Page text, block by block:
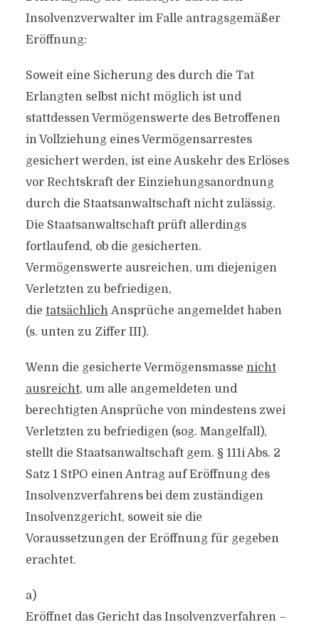
Insolvenzverwalter im Falle antragsgemäßer
Eröffnung:
Soweit eine Sicherung des durch die Tat
Erlangten selbst nicht möglich ist und
stattdessen Vermögenswerte des Betroffenen
in Vollziehung eines Vermögensarrestes
gesichert werden, ist eine Auskehr des Erlöses
vor Rechtskraft der Einziehungsanordnung
durch die Staatsanwaltschaft nicht zulässig.
Die Staatsanwaltschaft prüft allerdings
fortlaufend, ob die gesicherten.
Vermögenswerte ausreichen, um diejenigen
Verletzten zu befriedigen,
die tatsächlichAnsprüche angemeldet haben
(s. unten zu Ziffer III).
Wenn die gesicherte Vermögensmasse nicht
ausreicht, um alle angemeldeten und
berechtigten Ansprüche von mindestens zwei
Verletzten zu befriedigen (sog. Mangelfall),
stellt die Staatsanwaltschaft gem. § 111i Abs. 2
Satz 1 StPO einen Antrag auf Eröffnung des
Insolvenzverfahrens bei dem zuständigen
Insolvenzgericht, soweit sie die
Voraussetzungen der Eröffnung für gegeben
erachtet.
a)
Eröffnet das Gericht das Insolvenzverfahren –